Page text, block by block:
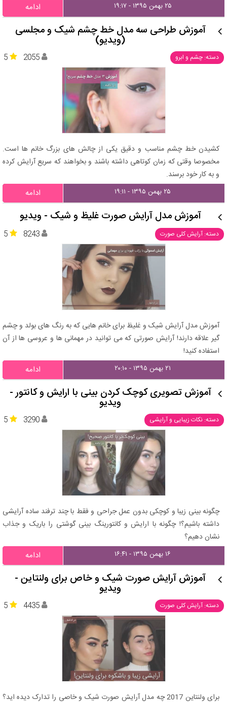
۲۵ بهمن ۱۳۹۵ - ۱۹:۱۷ ادامه
آموزش طراحی سه مدل خط چشم شیک و مجلسی
(ویدیو)
دسته: چشم و ابرو 5 2055
کشیدن خط چشم مناسب و دقیق یکی از چالش های بزرگ خانم ها است.
مخصوصا وقتی که زمان کوتاهی داشته باشند و بخواهند که سریع آرایش کرده
و به کار خود برسند.
۲۵ بهمن ۱۳۹۵ - ۱۹:۱۱ ادامه
آموزش مدل آرایش صورت غلیظ و شیک - ویدیو
دسته: آرایش کلی صورت 5 8243
آموزش مدل آرایش شیک و غلیظ برای خانم هایی که به رنگ های بولد و چشم
گیر علاقه دارند! آرایش صورتی که می توانید در مهمانی ها و عروسی ها از آن
استفاده کنید!
۲۱ بهمن ۱۳۹۵ - ۲۰:۱۰ ادامه
آموزش تصویری کوچک کردن بینی با ارایش و کانتور -
ویدیو
دسته: نکات زیبایی و آرایشی 5 3290
چگونه بینی زیبا و کوچکی بدون عمل جراحی و فقط با چند ترفند ساده آرایشی
داشته باشیم؟! چگونه با ارایش و کانتورینگ بینی گوشتی را باریک و جذاب
نشان دهیم؟
۱۶ بهمن ۱۳۹۵ - ۱۶:۴۱ ادامه
آموزش آرایش صورت شیک و خاص برای ولنتاین -
ویدیو
دسته: آرایش کلی صورت 5 4435
برای ولنتاین 2017 چه مدل آرایش صورت شیک و خاصی را تدارک دیده اید؟